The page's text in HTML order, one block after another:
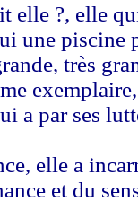
elle ?, elle
une piscine
très
a par ses
elle a
et du